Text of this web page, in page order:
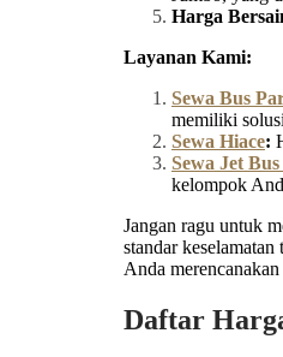
Harga
Layanan Kami:
Sewa Bus
memiliki
Sewa Hiace:
Sewa Jet
kelompok
Jangan ragu untuk
standar
Anda
Daftar